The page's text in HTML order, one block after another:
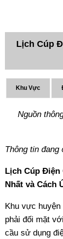
Lịch Cúp
Khu Vực
Nguồn
Thông tin đang
Lịch Cúp Điện
Nhất và Cách
Khu vực
phải đối mặt
cầu sử dụng